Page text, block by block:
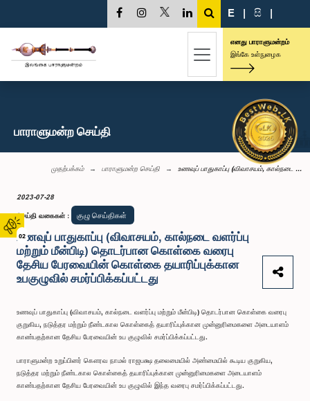
02
E | සි |
எனது பாராளுமன்றம்
இங்கே உள்நுழைக
பாராளுமன்ற செய்தி
முதற்பக்கம் பாராளுமன்ற செய்தி உணவுப் பாதுகாப்பு (விவாசயம், கால்நடை ...
2023-07-28
செய்தி வகைகள் : குழு செய்திகள்
உணவுப் பாதுகாப்பு (விவாசயம், கால்நடை வளர்ப்பு
மற்றும் மீன்பிடி) தொடர்பான கொள்கை வரைபு
தேசிய பேரவையின் கொள்கை தயாரிப்புக்கான
உபகுழுவில் சமர்ப்பிக்கப்பட்டது
உணவுப் பாதுகாப்பு (விவாசயம், கால்நடை வளர்ப்பு மற்றும் மீன்பிடி) தொடர்பான கொள்கை வரைபு
குறுகிய, நடுத்தர மற்றும் நீண்டகால கொள்கைத் தயாரிப்புக்கான முன்னுரிமைகளை அடையாளம்
காண்பதற்கான தேசிய பேரவையின் உப குழுவில் சமர்ப்பிக்கப்பட்டது.
பாராளுமன்ற உறுப்பினர் கௌரவ நாமல் ராஜபக்ஷ தலைமையில் அண்மையில் கூடிய குறுகிய,
நடுத்தர மற்றும் நீண்டகால கொள்கைத் தயாரிப்புக்கான முன்னுரிமைகளை அடையாளம்
காண்பதற்கான தேசிய பேரவையின் உப குழுவில் இந்த வரைபு சமர்ப்பிக்கப்பட்டது.